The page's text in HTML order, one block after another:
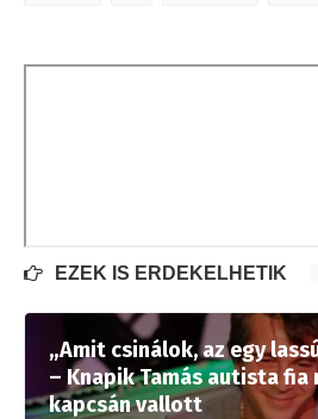
EZEK IS ÉRDEKELHETIK
„Amit csinálok, az egy
– Knapik Tamás autista fia
kapcsán vallott